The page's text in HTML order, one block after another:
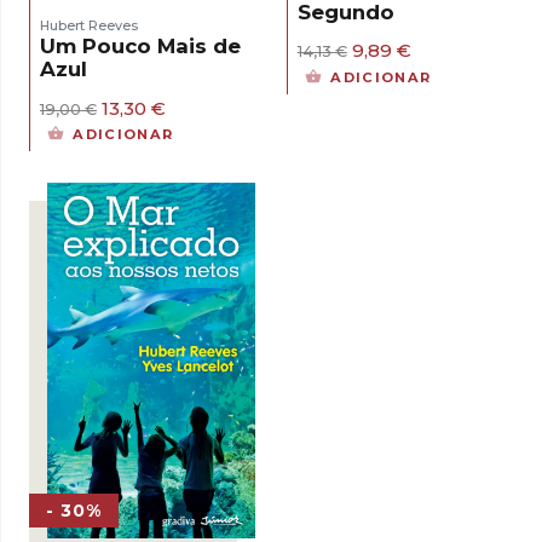
Hubert Reeves
Um Pouco Mais de
Azul
19,00€ O
preço
19,00 €.
13,30 €
preço
13,30 €.
ADICIONAR
Segundo
14,13€ O
preço
9,89 €O
preço
ADICIONAR
- 30%